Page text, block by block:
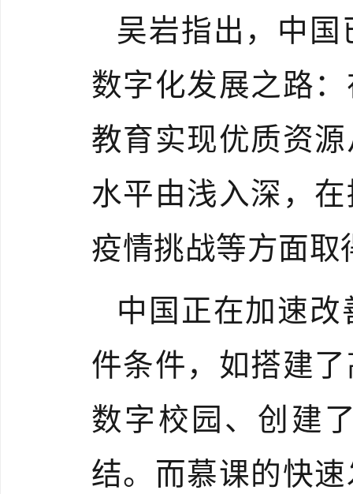
吴岩指出，中
数字化发展之路
教育实现优质资
水平由浅入深，
疫情挑战等方面
中国正在加速
件条件，如搭建
数字校园、创建
结。而慕课的快